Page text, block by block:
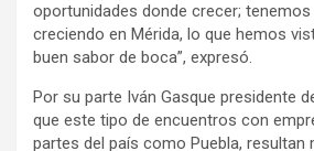
oportunidades donde crecer;
creciendo en Mérida, lo que hemos
buen sabor de boca”, expresó.
Por su parte Iván Gasque presidente
que este tipo de encuentros con
partes del país como Puebla, resultan